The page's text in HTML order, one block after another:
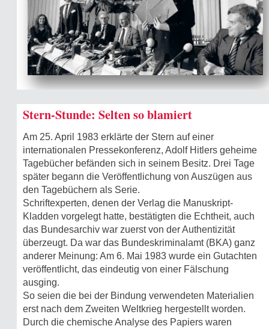
Stern-Stunde: Selten so blamiert
Am 25. April 1983 erklärte der Stern auf einer
internationalen Pressekonferenz, Adolf Hitlers geheime
Tagebücher befänden sich in seinem Besitz. Drei Tage
später begann die Veröffentlichung von Auszügen aus
den Tagebüchern als Serie.
Schriftexperten, denen der Verlag die Manuskript-
Kladden vorgelegt hatte, bestätigten die Echtheit, auch
das Bundesarchiv war zuerst von der Authentizität
überzeugt. Da war das Bundeskriminalamt (BKA) ganz
anderer Meinung: Am 6. Mai 1983 wurde ein Gutachten
veröffentlicht, das eindeutig von einer Fälschung
ausging.
So seien die bei der Bindung verwendeten Materialien
erst nach dem Zweiten Weltkrieg hergestellt worden.
Durch die chemische Analyse des Papiers waren